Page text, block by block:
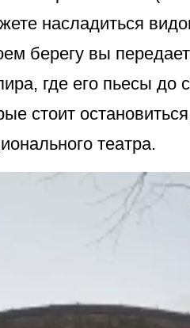
насладиться
берегу вы
где его пьесы
стоит
театра.